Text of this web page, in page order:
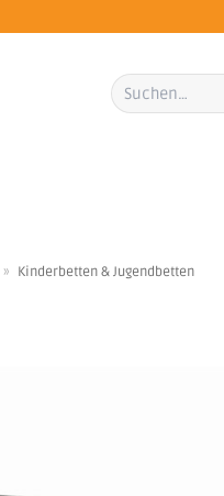
Suchen
nach:
» Kinderbetten & Jugendbetten